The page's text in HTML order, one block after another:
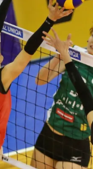
Curling
Dostihy
Florbal
Futsal
Golf
Gymnastika